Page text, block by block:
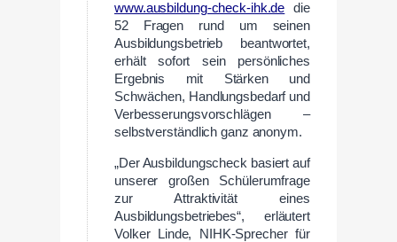
www.ausbildung-check-ihk.de die
52 Fragen rund um seinen
Ausbildungsbetrieb beantwortet,
erhält sofort sein persönliches
Ergebnis mit Stärken und
Schwächen, Handlungsbedarf und
Verbesserungsvorschlägen –
selbstverständlich ganz anonym.
„Der Ausbildungscheck basiert auf
unserer großen Schülerumfrage
zur Attraktivität eines
Ausbildungsbetriebes“, erläutert
Volker Linde, NIHK-Sprecher für